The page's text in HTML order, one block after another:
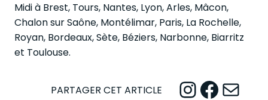
Midi à Brest, Tours, Nantes, Lyon, Arles, Mâcon,
Chalon sur Saône, Montélimar, Paris, La Rochelle,
Royan, Bordeaux, Sète, Béziers, Narbonne, Biarritz
et Toulouse.
PARTAGER CET ARTICLE InstagramFacebook Mail